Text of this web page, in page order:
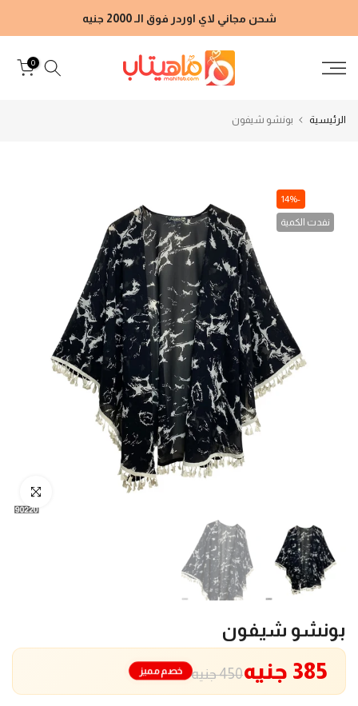
إلى
شحن مجاني لاي اوردر فوق الـ 2000 جنيه
0
الرئيسية بونشو شيفون
-14%
نفدت الكمية
انقر للتكبير
بونشو شيفون
450 جنيه 385 جنيه خصم مميز